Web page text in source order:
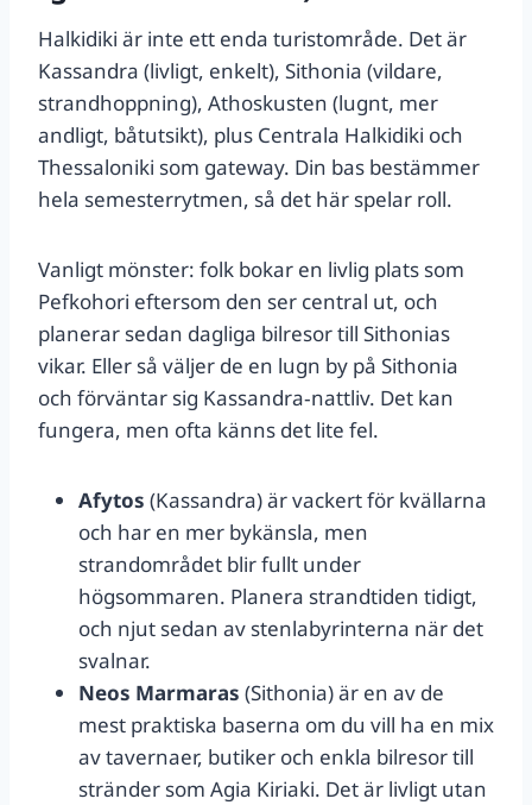
Halkidiki är inte ett enda turistområde. Det är
Kassandra (livligt, enkelt), Sithonia (vildare,
strandhoppning), Athoskusten (lugnt, mer
andligt, båtutsikt), plus Centrala Halkidiki och
Thessaloniki som gateway. Din bas bestämmer
hela semesterrytmen, så det här spelar roll.
Vanligt mönster: folk bokar en livlig plats som
Pefkohori eftersom den ser central ut, och
planerar sedan dagliga bilresor till Sithonias
vikar. Eller så väljer de en lugn by på Sithonia
och förväntar sig Kassandra‑nattliv. Det kan
fungera, men ofta känns det lite fel.
Afytos (Kassandra) är vackert för kvällarna
och har en mer bykänsla, men
strandområdet blir fullt under
högsommaren. Planera strandtiden tidigt,
och njut sedan av stenlabyrinterna när det
svalnar.
Neos Marmaras (Sithonia) är en av de
mest praktiska baserna om du vill ha en mix
av tavernaer, butiker och enkla bilresor till
stränder som Agia Kiriaki. Det är livligt utan